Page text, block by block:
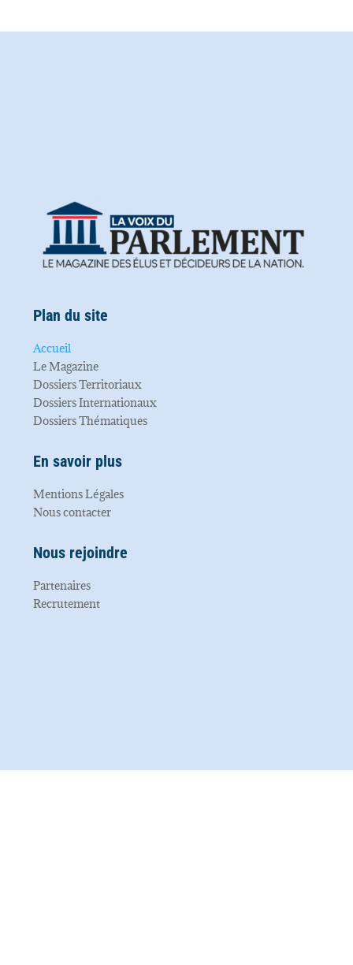
Plan du site
Accueil
Le Magazine
Dossiers Territoriaux
Dossiers Internationaux
Dossiers Thématiques
En savoir plus
Mentions Légales
Nous contacter
Nous rejoindre
Partenaires
Recrutement